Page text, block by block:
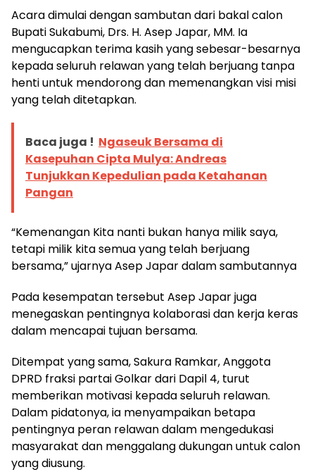
Acara dimulai dengan sambutan dari bakal calon
Bupati Sukabumi, Drs. H. Asep Japar, MM. Ia
mengucapkan terima kasih yang sebesar-besarnya
kepada seluruh relawan yang telah berjuang tanpa
henti untuk mendorong dan memenangkan visi misi
yang telah ditetapkan.
Baca juga ! Ngaseuk Bersama di
Kasepuhan Cipta Mulya: Andreas
Tunjukkan Kepedulian pada Ketahanan
Pangan
“Kemenangan Kita nanti bukan hanya milik saya,
tetapi milik kita semua yang telah berjuang
bersama,” ujarnya Asep Japar dalam sambutannya
Pada kesempatan tersebut Asep Japar juga
menegaskan pentingnya kolaborasi dan kerja keras
dalam mencapai tujuan bersama.
Ditempat yang sama, Sakura Ramkar, Anggota
DPRD fraksi partai Golkar dari Dapil 4, turut
memberikan motivasi kepada seluruh relawan.
Dalam pidatonya, ia menyampaikan betapa
pentingnya peran relawan dalam mengedukasi
masyarakat dan menggalang dukungan untuk calon
yang diusung.